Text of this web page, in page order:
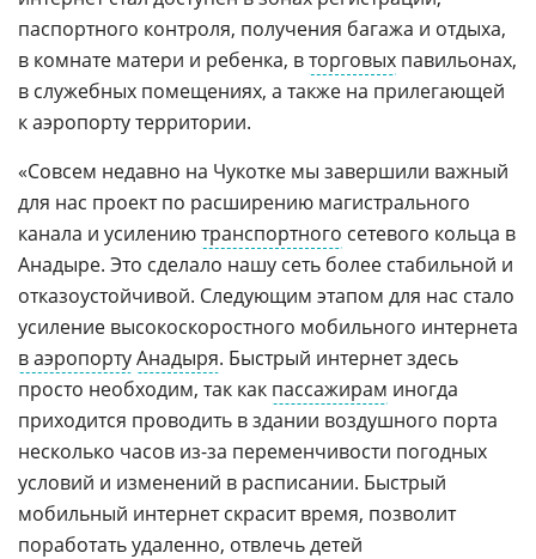
паспортного контроля, получения багажа и отдыха,
в комнате матери и ребенка, вторговых павильонах,
в служебных помещениях, а также на прилегающей
к аэропорту территории.
«Совсем недавно на Чукотке мы завершили важный
для нас проект по расширению магистрального
канала и усилениютранспортного сетевого кольца в
Анадыре. Это сделало нашу сеть более стабильной и
отказоустойчивой. Следующим этапом для нас стало
усиление высокоскоростного мобильного интернета
в аэропортуАнадыря. Быстрый интернет здесь
просто необходим, так как пассажирам иногда
приходится проводить в здании воздушного порта
несколько часов из-за переменчивости погодных
условий и изменений в расписании. Быстрый
мобильный интернет скрасит время, позволит
поработать удаленно, отвлечь детей